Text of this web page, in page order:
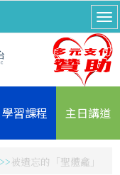
學習課程 主日講道
被遺忘的「聖體龕」